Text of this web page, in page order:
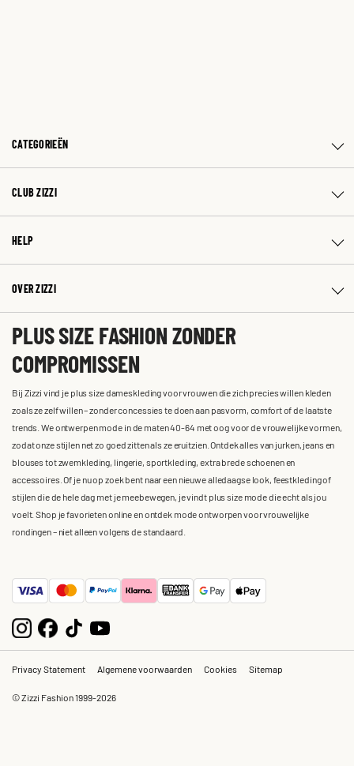
CATEGORIEËN
CLUB ZIZZI
HELP
OVER ZIZZI
PLUS SIZE FASHION ZONDER
COMPROMISSEN
Bij Zizzi vind je plus size dameskleding voor vrouwen die zich precies willen kleden
zoals ze zelf willen – zonder concessies te doen aan pasvorm, comfort of de laatste
trends. We ontwerpen mode in de maten 40-64 met oog voor de vrouwelijke vormen,
zodat onze stijlen net zo goed zitten als ze eruitzien. Ontdek alles van jurken, jeans en
blouses tot zwemkleding, lingerie, sportkleding, extra brede schoenen en
accessoires. Of je nu op zoek bent naar een nieuwe alledaagse look, feestkleding of
stijlen die de hele dag met je meebewegen, je vindt plus size mode die echt als jou
voelt. Shop je favorieten online en ontdek mode ontworpen voor vrouwelijke
rondingen – niet alleen volgens de standaard.
Privacy Statement Algemene voorwaarden Cookies Sitemap
© Zizzi Fashion 1999-2026